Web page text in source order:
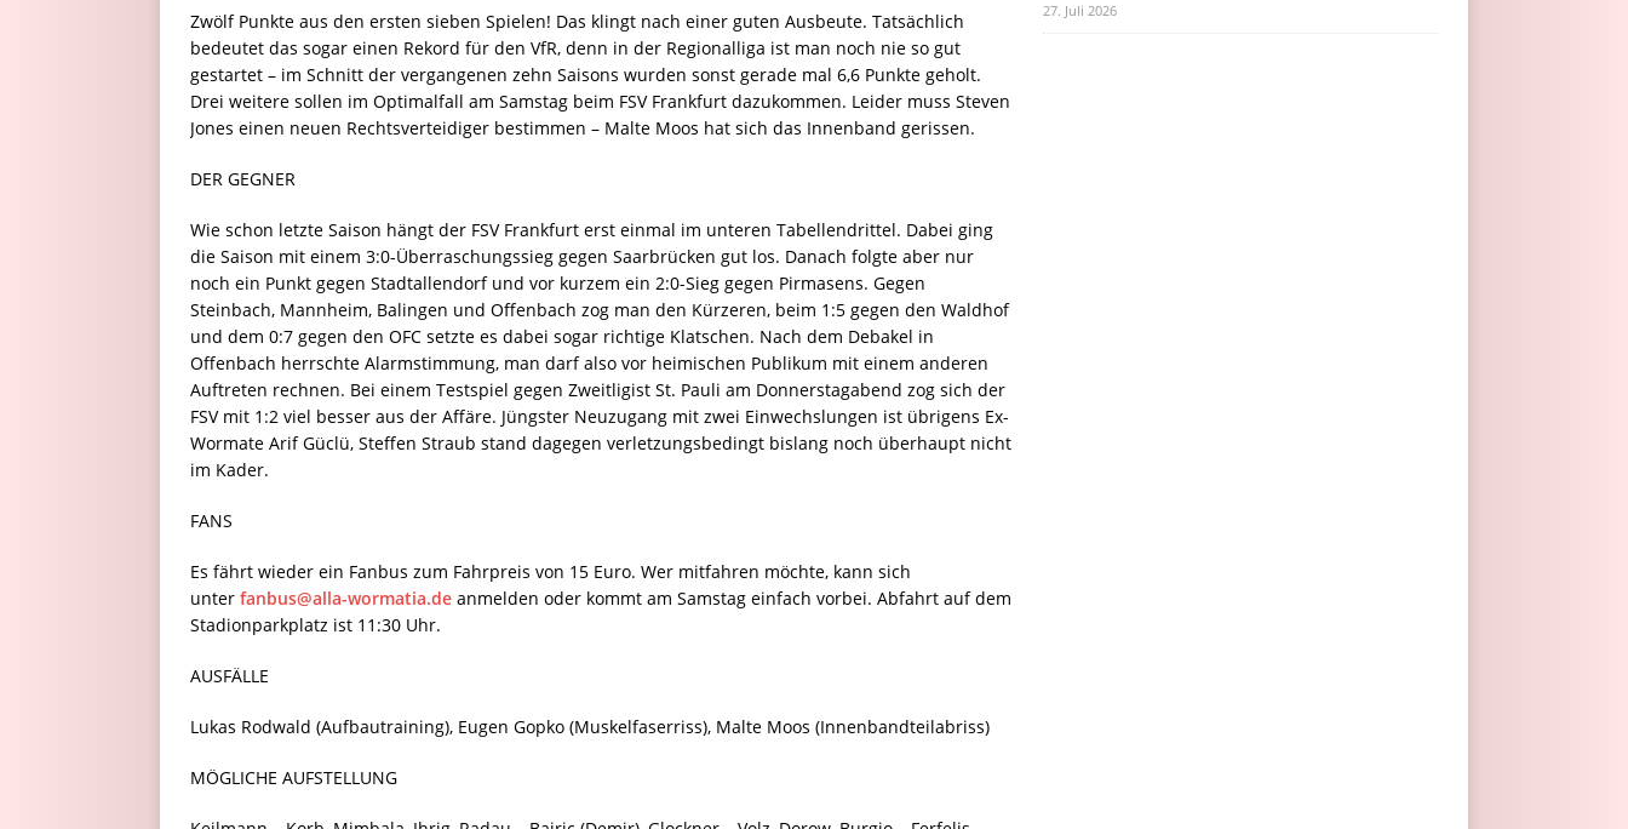
Zwölf Punkte aus den ersten sieben Spielen! Das klingt nach einer guten Ausbeute. Tatsächlich
bedeutet das sogar einen Rekord für den VfR, denn in der Regionalliga ist man noch nie so gut
gestartet – im Schnitt der vergangenen zehn Saisons wurden sonst gerade mal 6,6 Punkte geholt.
Drei weitere sollen im Optimalfall am Samstag beim FSV Frankfurt dazukommen. Leider muss Steven
Jones einen neuen Rechtsverteidiger bestimmen – Malte Moos hat sich das Innenband gerissen.
DER GEGNER
Wie schon letzte Saison hängt der FSV Frankfurt erst einmal im unteren Tabellendrittel. Dabei ging
die Saison mit einem 3:0-Überraschungssieg gegen Saarbrücken gut los. Danach folgte aber nur
noch ein Punkt gegen Stadtallendorf und vor kurzem ein 2:0-Sieg gegen Pirmasens. Gegen
Steinbach, Mannheim, Balingen und Offenbach zog man den Kürzeren, beim 1:5 gegen den Waldhof
und dem 0:7 gegen den OFC setzte es dabei sogar richtige Klatschen. Nach dem Debakel in
Offenbach herrschte Alarmstimmung, man darf also vor heimischen Publikum mit einem anderen
Auftreten rechnen. Bei einem Testspiel gegen Zweitligist St. Pauli am Donnerstagabend zog sich der
FSV mit 1:2 viel besser aus der Affäre. Jüngster Neuzugang mit zwei Einwechslungen ist übrigens Ex-
Wormate Arif Güclü, Steffen Straub stand dagegen verletzungsbedingt bislang noch überhaupt nicht
im Kader.
FANS
Es fährt wieder ein Fanbus zum Fahrpreis von 15 Euro. Wer mitfahren möchte, kann sich
unter fanbus@alla-wormatia.de anmelden oder kommt am Samstag einfach vorbei. Abfahrt auf dem
Stadionparkplatz ist 11:30 Uhr.
AUSFÄLLE
Lukas Rodwald (Aufbautraining), Eugen Gopko (Muskelfaserriss), Malte Moos (Innenbandteilabriss)
MÖGLICHE AUFSTELLUNG
27. Juli 2026